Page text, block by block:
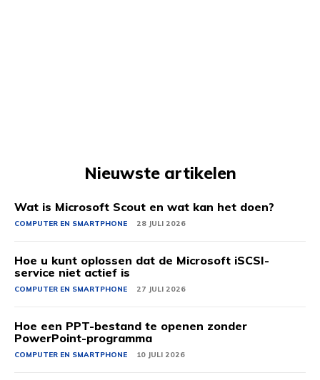
Nieuwste artikelen
Wat is Microsoft Scout en wat kan het doen?
COMPUTER EN SMARTPHONE 28 JULI 2026
Hoe u kunt oplossen dat de Microsoft iSCSI-
service niet actief is
COMPUTER EN SMARTPHONE 27 JULI 2026
Hoe een PPT-bestand te openen zonder
PowerPoint-programma
COMPUTER EN SMARTPHONE 10 JULI 2026